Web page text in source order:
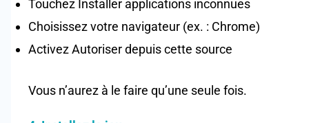
Touchez Installer applications inconnues
Choisissez votre navigateur (ex. : Chrome)
Activez Autoriser depuis cette source
Vous n’aurez à le faire qu’une seule fois.